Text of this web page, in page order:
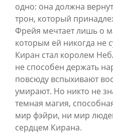
одно: она должна
трон, который
Фрейя мечтает лишь о
которым ей никогда не
Киран стал королем
не способен держать
повсюду вспыхивают
умирают. Но никто не
темная магия,
мир фэйри, ни мир
сердцем Кирана.